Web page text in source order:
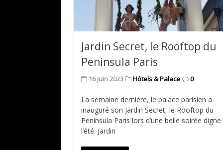
Jardin Secret, le Rooftop du
Peninsula Paris
16 juin 2023 Hôtels & Palace 0
La semaine dernière, le palace parisien a
inauguré son Jardin Secret, le Rooftop du
Peninsula Paris lors d’une belle soirée digne
l’été. Jardin